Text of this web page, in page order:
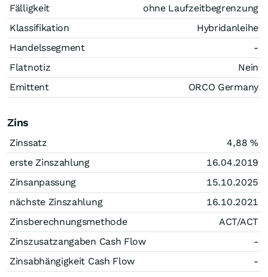
Fälligkeit
ohne Laufzeitbegrenzung
Klassifikation
Hybridanleihe
Handelssegment
-
Flatnotiz
Nein
Emittent
ORCO Germany
Zins
Zinssatz 4,88 %
erste Zinszahlung
16.04.2019
Zinsanpassung
15.10.2025
nächste Zinszahlung
16.10.2021
Zinsberechnungsmethode
ACT/ACT
Zinszusatzangaben Cash Flow
-
Zinsabhängigkeit Cash Flow
-